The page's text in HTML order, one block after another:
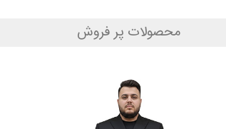
محصولات پر فروش